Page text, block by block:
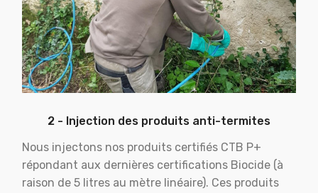
2 - Injection des produits anti-termites
Nous injectons nos produits certifiés CTB P+
répondant aux dernières certifications Biocide (à
raison de 5 litres au mètre linéaire). Ces produits